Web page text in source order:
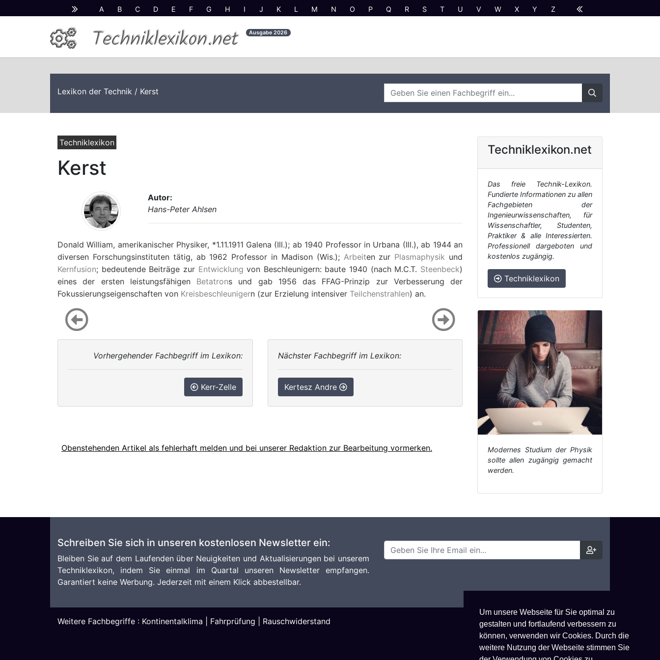
Um unsere Webseite für Sie optimal zu
gestalten und fortlaufend verbessern zu
können, verwenden wir Cookies. Durch die
weitere Nutzung der Webseite stimmen Sie
A B C D E F G H I J K L M N O P Q R S T U V W X Y Z
Techniklexikon.net Ausgabe2026
Lexikon der Technik / Kerst
Techniklexikon
Kerst
Autor:
Hans-Peter Ahlsen
Donald William, amerikanischer Physiker, *1.11.1911 Galena (Ill.); ab 1940 Professor in Urbana (Ill.), ab 1944 an
diversen Forschungsinstituten tätig, ab 1962 Professor in Madison (Wis.); Arbeiten zur Plasmaphysik und
Kernfusion; bedeutende Beiträge zur Entwicklung von Beschleunigern: baute 1940 (nach M.C.T. Steenbeck)
eines der ersten leistungsfähigen Betatrons und gab 1956 das FFAG-Prinzip zur Verbesserung der
Fokussierungseigenschaften von Kreisbeschleunigern (zur Erzielung intensiver Teilchenstrahlen) an.
Vorhergehender Fachbegriff im Lexikon:
Kerr-Zelle
Nächster Fachbegriff im Lexikon:
Kertesz Andre
Obenstehenden Artikel als fehlerhaft melden und bei unserer Redaktion zur Bearbeitung vormerken.
Techniklexikon.net
Das freie Technik-Lexikon.
Fundierte Informationen zu allen
Fachgebieten der
Ingenieurwissenschaften, für
Wissenschaftler, Studenten,
Praktiker & alle Interessierten.
Professionell dargeboten und
kostenlos zugängig.
Techniklexikon
Modernes Studium der Physik
sollte allen zugängig gemacht
werden.
Schreiben Sie sich in unseren kostenlosen Newsletter ein:
Bleiben Sie auf dem Laufenden über Neuigkeiten und Aktualisierungen bei unserem
Techniklexikon, indem Sie einmal im Quartal unseren Newsletter empfangen.
Garantiert keine Werbung. Jederzeit mit einem Klick abbestellbar.
Weitere Fachbegriffe : Kontinentalklima Fahrprüfung Rauschwiderstand